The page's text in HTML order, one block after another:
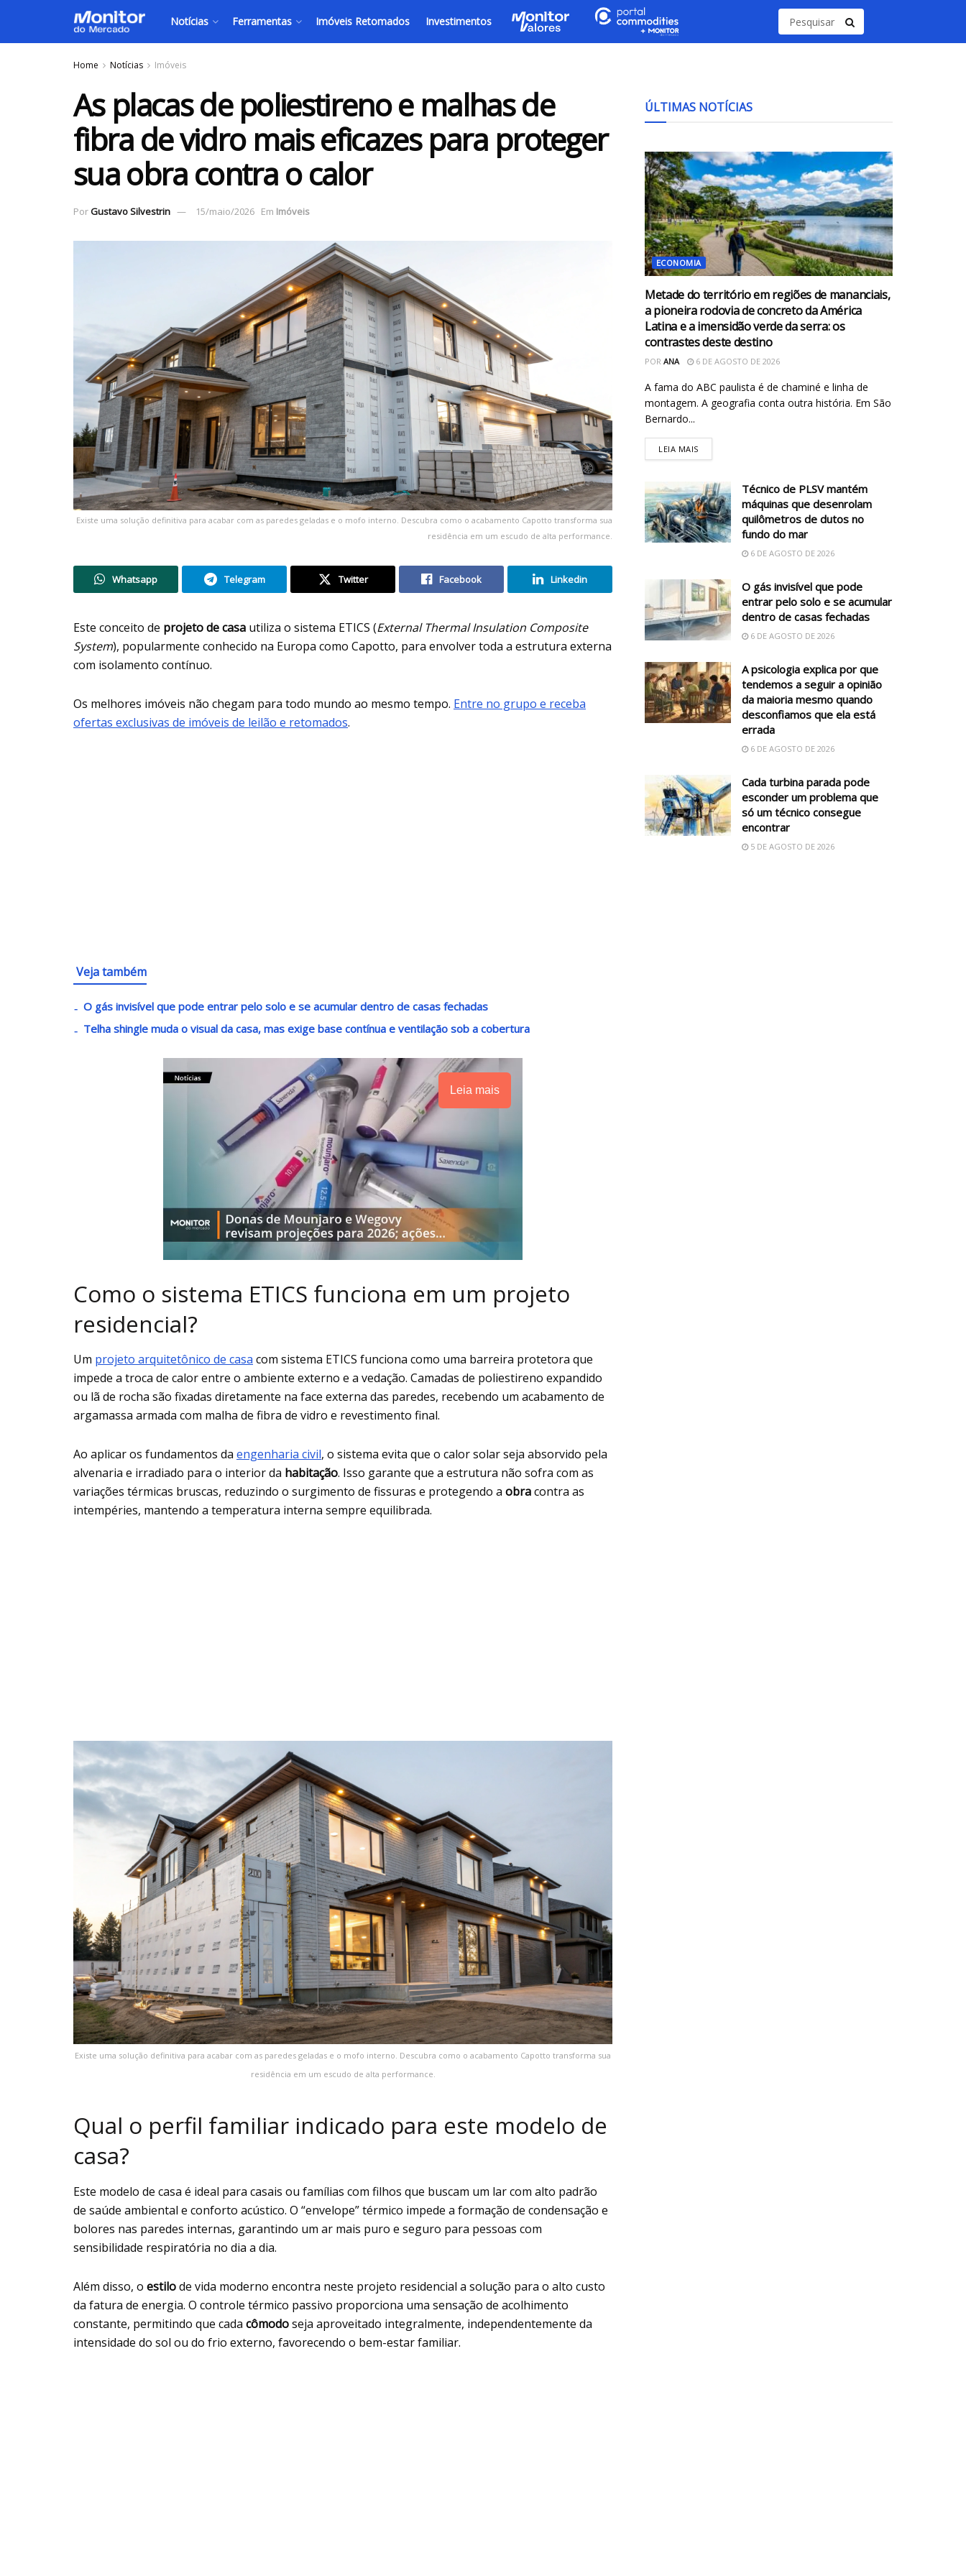
Notícias Ferramentas Imóveis Retomados Investimentos
Home Notícias Imóveis
As placas de poliestireno e malhas de
fibra de vidro mais eficazes para proteger
sua obra contra o calor
PorGustavo Silvestrin 15/maio/2026 Em Imóveis
Existe uma solução definitiva para acabar com as paredes geladas e o mofo interno. Descubra como o acabamento Capotto transforma sua
residência em um escudo de alta performance.
Whatsapp Telegram Twitter Facebook Linkedin
Este conceito de projeto de casa utiliza o sistema ETICS (External Thermal Insulation Composite
System), popularmente conhecido na Europa como Capotto, para envolver toda a estrutura externa
com isolamento contínuo.
Os melhores imóveis não chegam para todo mundo ao mesmo tempo. Entre no grupo e receba
ofertas exclusivas de imóveis de leilão e retomados.
Veja também
O gás invisível que pode entrar pelo solo e se acumular dentro de casas fechadas
Telha shingle muda o visual da casa, mas exige base contínua e ventilação sob a cobertura
Leia mais
Como o sistema ETICS funciona em um projeto
residencial?
Um projeto arquitetônico de casa com sistema ETICS funciona como uma barreira protetora que
impede a troca de calor entre o ambiente externo e a vedação. Camadas de poliestireno expandido
ou lã de rocha são fixadas diretamente na face externa das paredes, recebendo um acabamento de
argamassa armada com malha de fibra de vidro e revestimento final.
Ao aplicar os fundamentos da engenharia civil, o sistema evita que o calor solar seja absorvido pela
alvenaria e irradiado para o interior da habitação. Isso garante que a estrutura não sofra com as
variações térmicas bruscas, reduzindo o surgimento de fissuras e protegendo a obracontra as
intempéries, mantendo a temperatura interna sempre equilibrada.
Existe uma solução definitiva para acabar com as paredes geladas e o mofo interno. Descubra como o acabamento Capotto transforma sua
residência em um escudo de alta performance.
Qual o perfil familiar indicado para este modelo de
casa?
Este modelo de casa é ideal para casais ou famílias com filhos que buscam um lar com alto padrão
de saúde ambiental e conforto acústico. O “envelope” térmico impede a formação de condensação e
bolores nas paredes internas, garantindo um ar mais puro e seguro para pessoas com
sensibilidade respiratória no dia a dia.
Além disso, o estilode vida moderno encontra neste projeto residencial a solução para o alto custo
da fatura de energia. O controle térmico passivo proporciona uma sensação de acolhimento
constante, permitindo que cada cômodoseja aproveitado integralmente, independentemente da
intensidade do sol ou do frio externo, favorecendo o bem-estar familiar.
ÚLTIMAS NOTÍCIAS
ECONOMIA
Metade do território em regiões de mananciais,
a pioneira rodovia de concreto da América
Latina e a imensidão verde da serra: os
contrastes deste destino
POR ANA 6 DE AGOSTO DE 2026
A fama do ABC paulista é de chaminé e linha de
montagem. A geografia conta outra história. Em São
Bernardo...
LEIA MAIS
Técnico de PLSV mantém
máquinas que desenrolam
quilômetros de dutos no
fundo do mar
6 DE AGOSTO DE 2026
O gás invisível que pode
entrar pelo solo e se acumular
dentro de casas fechadas
6 DE AGOSTO DE 2026
A psicologia explica por que
tendemos a seguir a opinião
da maioria mesmo quando
desconfiamos que ela está
errada
6 DE AGOSTO DE 2026
Cada turbina parada pode
esconder um problema que
só um técnico consegue
encontrar
5 DE AGOSTO DE 2026